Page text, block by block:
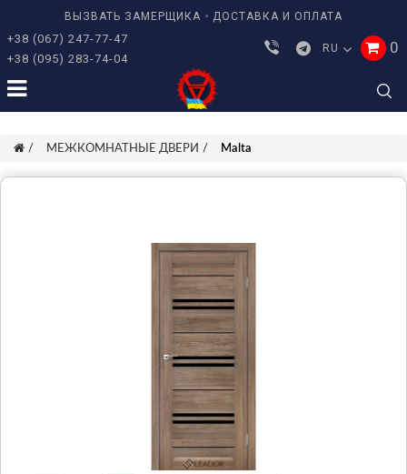
ВЫЗВАТЬ ЗАМЕРЩИКА ДОСТАВКА И ОПЛАТА
+38 (067) 247-77-47
+38 (095) 283-74-04
RU 0
МЕЖКОМНАТНЫЕ ДВЕРИ Malta